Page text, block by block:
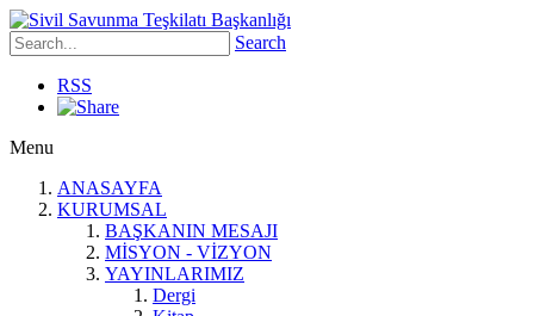
Search
RSS
Menu
ANASAYFA
KURUMSAL
BAŞKANIN MESAJI
MİSYON - VİZYON
YAYINLARIMIZ
Dergi